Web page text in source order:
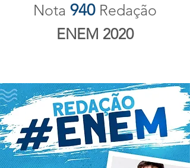
Nota 940 Redação
ENEM 2020